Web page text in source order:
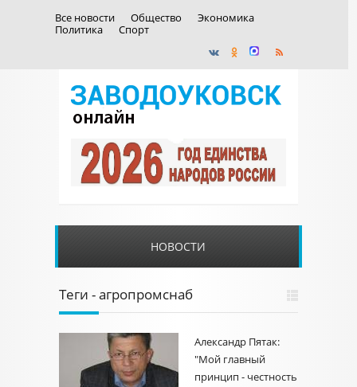
Все новости Общество
Экономика
Политика
Спорт
НОВОСТИ
Теги - агропромснаб
Александр Пятак:
"Мой главный
принцип - честность